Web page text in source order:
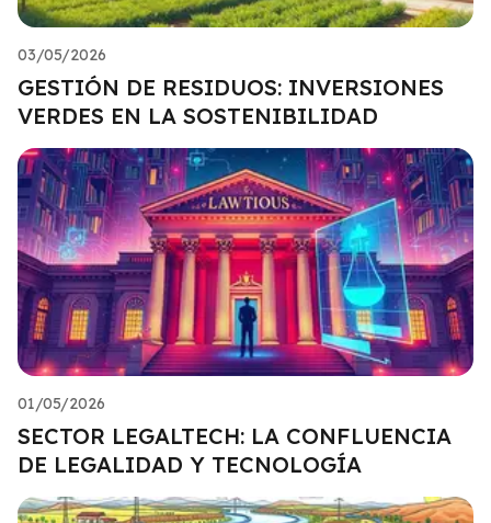
03/05/2026
GESTIÓN DE RESIDUOS: INVERSIONES
VERDES EN LA SOSTENIBILIDAD
01/05/2026
SECTOR LEGALTECH: LA CONFLUENCIA
DE LEGALIDAD Y TECNOLOGÍA